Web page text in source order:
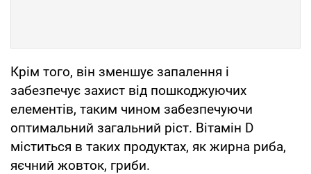
Крім того, він зменшує запалення і
забезпечує захист від пошкоджуючих
елементів, таким чином забезпечуючи
оптимальний загальний ріст. Вітамін D
міститься в таких продуктах, як жирна риба,
яєчний жовток, гриби.